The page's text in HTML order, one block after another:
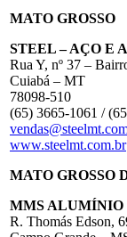
MATO GROSSO
STEEL – AÇO E
Rua Y, nº 37 –
Cuiabá – MT
78098-510
(65) 3665-1061 /
www.steelmt.com.br
MATO GROSSO
MMS ALUMÍNIO
R. Thomás Edson,